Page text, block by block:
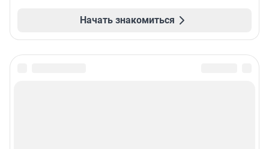
Начать знакомиться